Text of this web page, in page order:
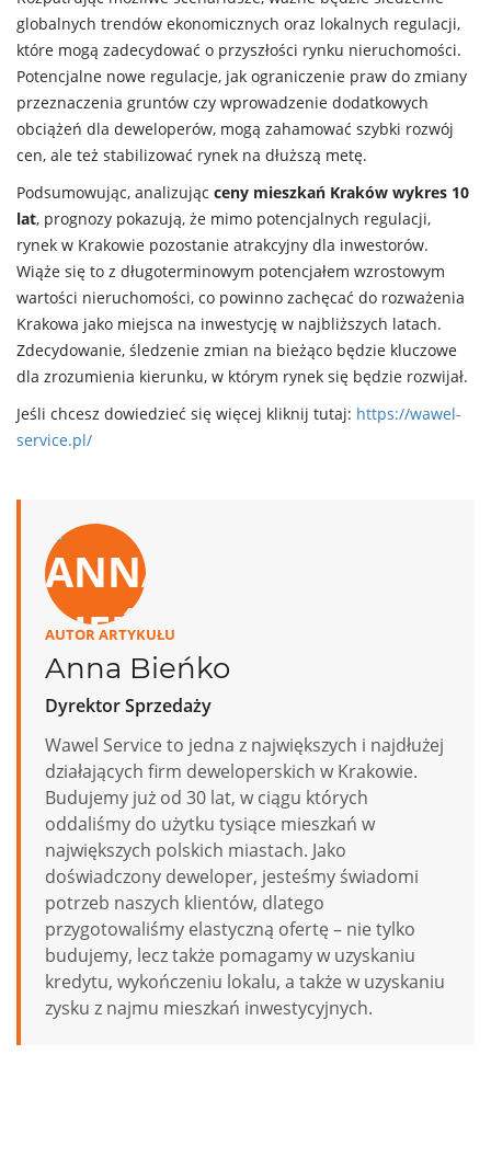
globalnych trendów ekonomicznych oraz lokalnych regulacji,
które mogą zadecydować o przyszłości rynku nieruchomości.
Potencjalne nowe regulacje, jak ograniczenie praw do zmiany
przeznaczenia gruntów czy wprowadzenie dodatkowych
obciążeń dla deweloperów, mogą zahamować szybki rozwój
cen, ale też stabilizować rynek na dłuższą metę.
Podsumowując, analizując ceny mieszkań Kraków wykres 10
lat, prognozy pokazują, że mimo potencjalnych regulacji,
rynek w Krakowie pozostanie atrakcyjny dla inwestorów.
Wiąże się to z długoterminowym potencjałem wzrostowym
wartości nieruchomości, co powinno zachęcać do rozważenia
Krakowa jako miejsca na inwestycję w najbliższych latach.
Zdecydowanie, śledzenie zmian na bieżąco będzie kluczowe
dla zrozumienia kierunku, w którym rynek się będzie rozwijał.
Jeśli chcesz dowiedzieć się więcej kliknij tutaj: https://wawel-
service.pl/
AUTOR ARTYKUŁU
Anna Bieńko
Dyrektor Sprzedaży
Wawel Service to jedna z największych i najdłużej
działających firm deweloperskich w Krakowie.
Budujemy już od 30 lat, w ciągu których
oddaliśmy do użytku tysiące mieszkań w
największych polskich miastach. Jako
doświadczony deweloper, jesteśmy świadomi
potrzeb naszych klientów, dlatego
przygotowaliśmy elastyczną ofertę – nie tylko
budujemy, lecz także pomagamy w uzyskaniu
kredytu, wykończeniu lokalu, a także w uzyskaniu
zysku z najmu mieszkań inwestycyjnych.